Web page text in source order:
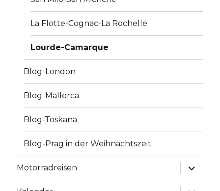
La Flotte-Cognac-La Rochelle
Lourde-Camarque
Blog-London
Blog-Mallorca
Blog-Toskana
Blog-Prag in der Weihnachtszeit
Motorradreisen